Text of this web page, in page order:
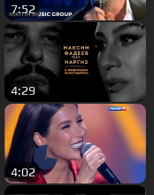
7:52
4:29
4:02